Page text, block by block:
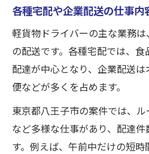
各種宅配や企業配送の仕事内
軽貨物ドライバーの主な業務
の配送です。各種宅配では、
配達が中心となり、企業配送
便などが多くを占めます。
東京都八王子市の案件では、
など多様な仕事があり、配達
す。例えば、午前中だけの短